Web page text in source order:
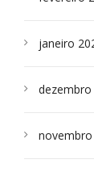
janeiro
dezembro